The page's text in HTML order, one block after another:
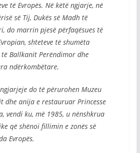
të Evropës. Në këtë ngjarje, në
së Tij, Dukës së Madh të
do marrin pjesë përfaqësues të
shteteve të shumëta
të Ballkanit Perëndimor dhe
ndërkombëtare.
do të përurohen Muzeu
dhe anija e restauruar Princesse
vendi ku, më 1985, u nënshkrua
që shënoi fillimin e zonës së
Evropës.